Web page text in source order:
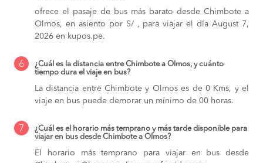
ofrece el pasaje de bus más barato desde Chimbote a
Olmos, en asiento por S/ , para viajar el día August 7,
2026 en kupos.pe.
6
¿Cuál es la distancia entre Chimbote a Olmos, y cuánto
tiempo dura el viaje en bus?
La distancia entre Chimbote y Olmos es de 0 Kms, y el
viaje en bus puede demorar un mínimo de 00 horas.
7
¿Cuál es el horario más temprano y más tarde disponible para
viajar en bus desde Chimbote a Olmos?
El horario más temprano para viajar en bus desde